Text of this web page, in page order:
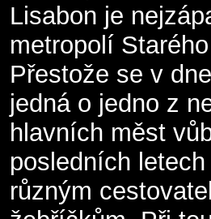
Lisabon je
metropolí
Přestože se v
jedná o jedno z
hlavních měst
posledních
různým